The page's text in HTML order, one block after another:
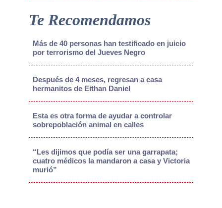
Te Recomendamos
Más de 40 personas han testificado en juicio
por terrorismo del Jueves Negro
Después de 4 meses, regresan a casa
hermanitos de Eithan Daniel
Esta es otra forma de ayudar a controlar
sobrepoblación animal en calles
“Les dijimos que podía ser una garrapata;
cuatro médicos la mandaron a casa y Victoria
murió”